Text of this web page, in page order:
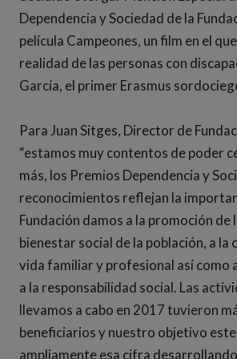
Dependencia y Sociedad de la
película Campeones, un film en el
realidad de las personas con
García, el primer Erasmus
Para Juan Sitges, Director de
“estamos muy contentos de poder
más, los Premios Dependencia y
reconocimientos reflejan la
Fundación damos a la promoción de
bienestar social de la población, a la
vida familiar y profesional así como
a la responsabilidad social. Las
llevamos a cabo en 2017 tuvieron
beneficiarios y nuestro objetivo
ampliamente esa cifra